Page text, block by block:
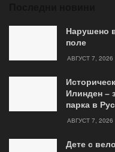
Нарушено
поле
АВГУСТ 7, 2026
Илинден –
парка в
АВГУСТ 7, 2026
Дете с